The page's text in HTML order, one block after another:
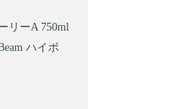
リーA 750ml
ハイボ